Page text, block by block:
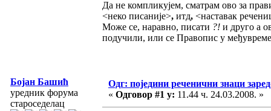
Да не компликујем, сматрам ово за
<неко писаније>, итд, <наставак
Може се, наравно, писати ?! и друго а
подучили, или се Правопис у
Бојан Башић
уредник форума
староседелац
Одг: поједини реченични знаци
« Одговор #1 у: 11.44 ч. 24.03.2008. »